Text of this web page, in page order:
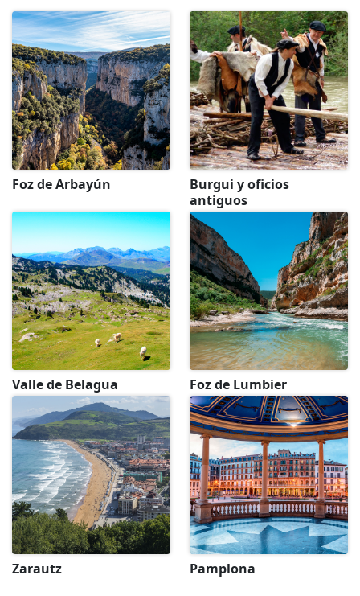
Foz de Arbayún
Burgui y oficios
antiguos
Valle de Belagua Foz de Lumbier
Zarautz Pamplona